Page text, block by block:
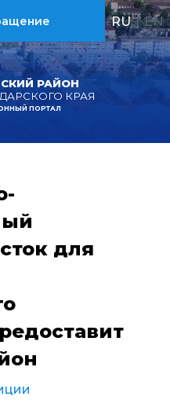
РАЙОН
КРАЯ
ПОРТАЛ
RU | EN
для